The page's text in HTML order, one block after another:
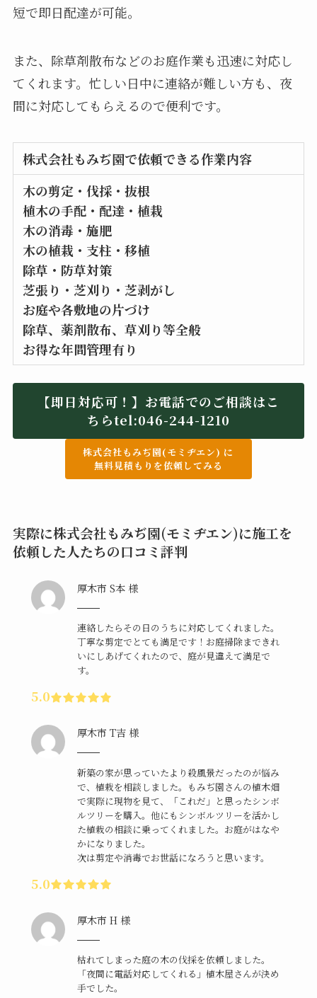
短で即日配達が可能。
また、除草剤散布などのお庭作業も迅速に対応し
てくれます。忙しい日中に連絡が難しい方も、夜
間に対応してもらえるので便利です。
株式会社もみぢ園で依頼できる作業内容
木の剪定・伐採・抜根
植木の手配・配達・植栽
木の消毒・施肥
木の植栽・支柱・移植
除草・防草対策
芝張り・芝刈り・芝剥がし
お庭や各敷地の片づけ
除草、薬剤散布、草刈り等全般
お得な年間管理有り
【即日対応可！】お電話でのご相談はこ
ちらtel:046-244-1210
株式会社もみぢ園(モミヂエン) に
無料見積もりを依頼してみる
実際に株式会社もみぢ園(モミヂエン)に施工を
依頼した人たちの口コミ評判
厚木市 S本 様
連絡したらその日のうちに対応してくれました。
丁寧な剪定でとても満足です！お庭掃除まできれ
いにしあげてくれたので、庭が見違えて満足で
す。
5.0
厚木市 T吉 様
新築の家が思っていたより殺風景だったのが悩み
で、植栽を相談しました。もみぢ園さんの植木畑
で実際に現物を見て、「これだ」と思ったシンボ
ルツリーを購入。他にもシンボルツリーを活かし
た植栽の相談に乗ってくれました。お庭がはなや
かになりました。
次は剪定や消毒でお世話になろうと思います。
5.0
厚木市 H 様
枯れてしまった庭の木の伐採を依頼しました。
「夜間に電話対応してくれる」植木屋さんが決め
手でした。